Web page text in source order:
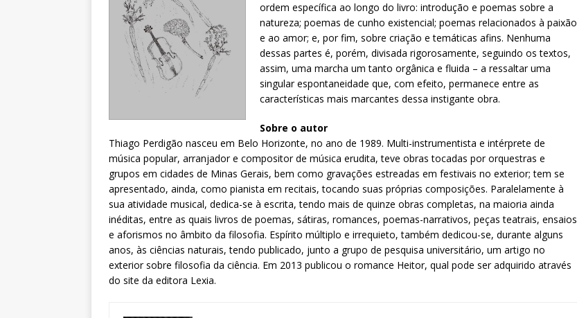
ordem específica ao longo do livro: introdução e poemas sobre a
natureza; poemas de cunho existencial; poemas relacionados à paixão
e ao amor; e, por fim, sobre criação e temáticas afins. Nenhuma
dessas partes é, porém, divisada rigorosamente, seguindo os textos,
assim, uma marcha um tanto orgânica e fluida – a ressaltar uma
singular espontaneidade que, com efeito, permanece entre as
características mais marcantes dessa instigante obra.
Sobre o autor
Thiago Perdigão nasceu em Belo Horizonte, no ano de 1989. Multi-instrumentista e intérprete de
música popular, arranjador e compositor de música erudita, teve obras tocadas por orquestras e
grupos em cidades de Minas Gerais, bem como gravações estreadas em festivais no exterior; tem se
apresentado, ainda, como pianista em recitais, tocando suas próprias composições. Paralelamente à
sua atividade musical, dedica-se à escrita, tendo mais de quinze obras completas, na maioria ainda
inéditas, entre as quais livros de poemas, sátiras, romances, poemas-narrativos, peças teatrais, ensaios
e aforismos no âmbito da filosofia. Espírito múltiplo e irrequieto, também dedicou-se, durante alguns
anos, às ciências naturais, tendo publicado, junto a grupo de pesquisa universitário, um artigo no
exterior sobre filosofia da ciência. Em 2013 publicou o romance Heitor, qual pode ser adquirido através
do site da editora Lexia.